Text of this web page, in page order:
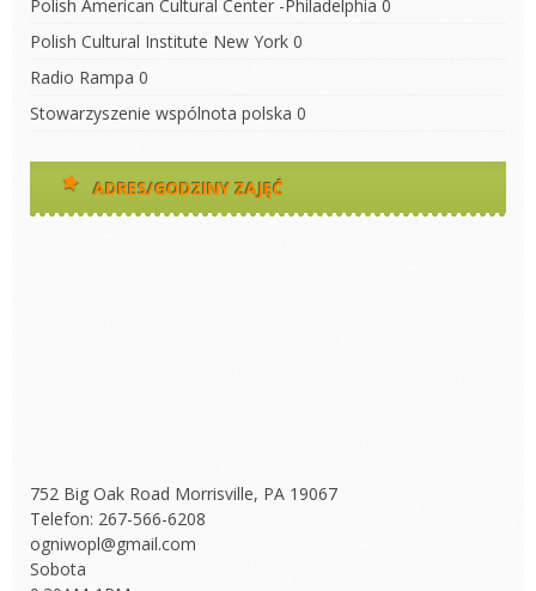
Polish American Cultural Center -Philadelphia 0
Polish Cultural Institute New York 0
Radio Rampa 0
Stowarzyszenie wspólnota polska 0
ADRES/GODZINY ZAJĘĆ
752 Big Oak Road Morrisville, PA 19067
Telefon: 267-566-6208
ogniwopl@gmail.com
Sobota